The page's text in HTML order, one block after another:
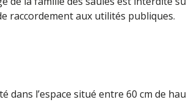
raccordement aux utilités publiques.
l’espace situé entre 60 cm de